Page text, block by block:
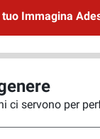
tuo Immagina
ci servono per